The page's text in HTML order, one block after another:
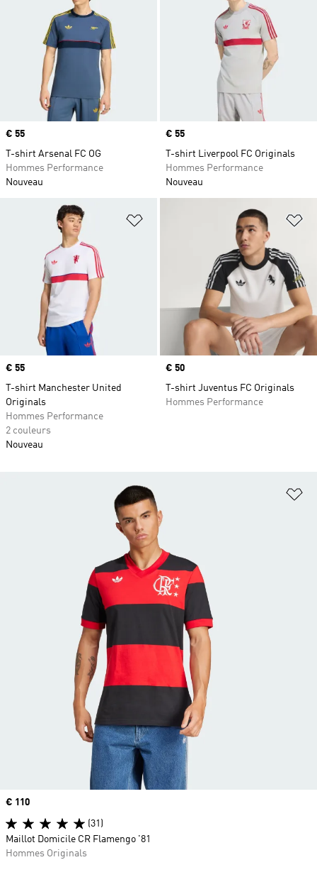
Prix
€ 55
T-shirt Arsenal FC OG
Hommes Performance
Nouveau
Prix
€ 55
T-shirt Liverpool FC Originals
Hommes Performance
Nouveau
Ajouter à la Liste de produits
Prix
€ 55
T-shirt Manchester United
Originals
Hommes Performance
2 couleurs
Nouveau
Prix
€ 50
T-shirt Juventus FC Originals
Hommes Performance
Prix
€ 110
(31)
Maillot Domicile CR Flamengo '81
Hommes Originals